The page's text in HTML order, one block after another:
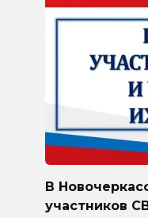
В
участников